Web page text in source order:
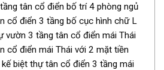
tân cổ điển bố trí 4 phòng ngủ
cổ điển 3 tầng bố cục hình chữ L
vườn 3 tầng tân cổ điển mái Thái
cổ điển mái Thái với 2 mặt tiền
biệt thự tân cổ điển 3 tầng mái